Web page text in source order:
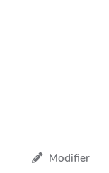
Modifier